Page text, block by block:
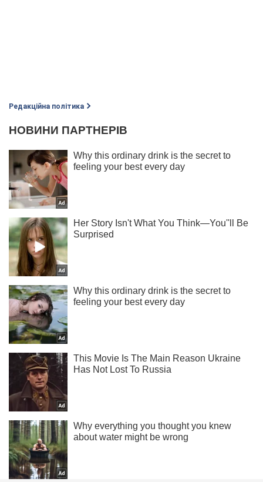
Редакційна політика